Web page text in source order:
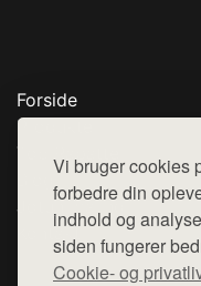
Vi bruger cookies
forbedre din
indhold og
siden fungerer
Cookie- og
Forside
Produkter
Top Rabatter
Jotun maling
Kontakt